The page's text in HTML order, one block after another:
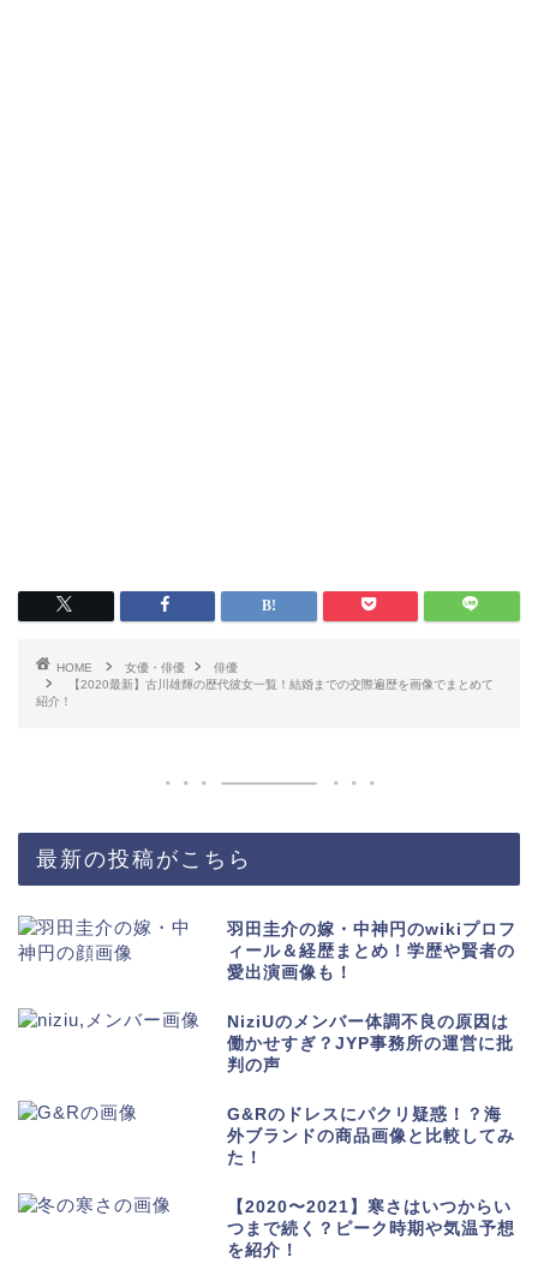
HOME 女優・俳優
俳優
【2020最新】古川雄輝の歴代彼女一覧！結婚までの交際遍歴を画像でまとめて
紹介！
最新の投稿がこちら
羽田圭介の嫁・中神円のwikiプロフ
ィール＆経歴まとめ！学歴や賢者の
愛出演画像も！
NiziUのメンバー体調不良の原因は
働かせすぎ？JYP事務所の運営に批
判の声
G&Rのドレスにパクリ疑惑！？海
外ブランドの商品画像と比較してみ
た！
【2020〜2021】寒さはいつからい
つまで続く？ピーク時期や気温予想
を紹介！